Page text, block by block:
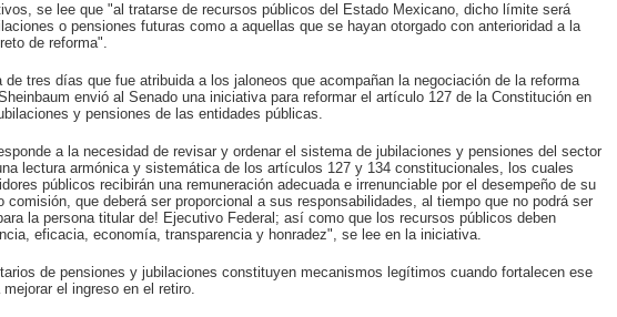
se lee que "al tratarse de recursos públicos del Estado Mexicano, dicho límite será
o pensiones futuras como a aquellas que se hayan otorgado con anterioridad a la
de reforma".
de tres días que fue atribuida a los jaloneos que acompañan la negociación de la reforma
envió al Senado una iniciativa para reformar el artículo 127 de la Constitución en
y pensiones de las entidades públicas.
a la necesidad de revisar y ordenar el sistema de jubilaciones y pensiones del sector
lectura armónica y sistemática de los artículos 127 y 134 constitucionales, los cuales
públicos recibirán una remuneración adecuada e irrenunciable por el desempeño de su
comisión, que deberá ser proporcional a sus responsabilidades, al tiempo que no podrá ser
la persona titular de! Ejecutivo Federal; así como que los recursos públicos deben
eficacia, economía, transparencia y honradez", se lee en la iniciativa.
de pensiones y jubilaciones constituyen mecanismos legítimos cuando fortalecen ese
el ingreso en el retiro.